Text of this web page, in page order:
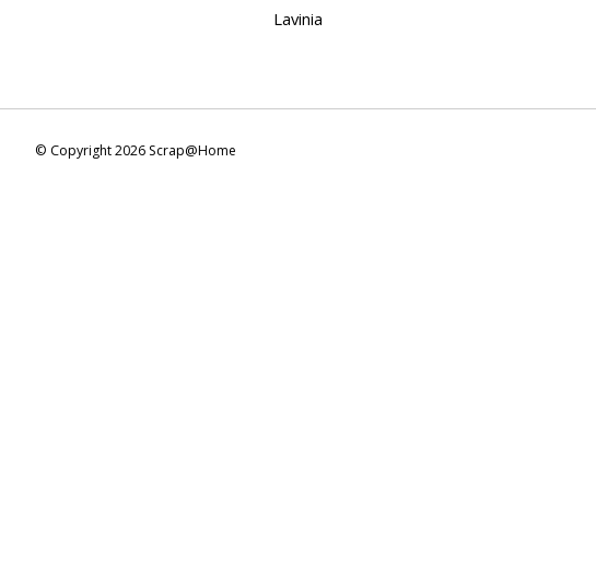
Lavinia
© Copyright 2026 Scrap@Home